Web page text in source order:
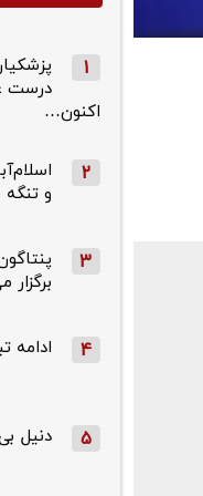
1
درست
اکنون…
2
و تنگه
3
برگزار
4 ادامه
5 دنیل